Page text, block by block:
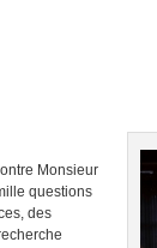
Monsieur
questions
des